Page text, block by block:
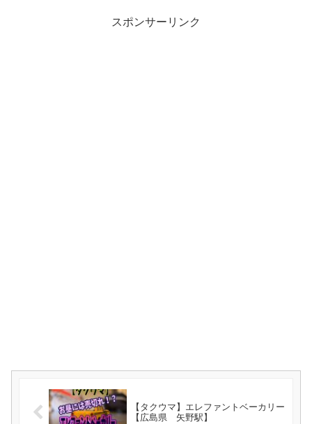
スポンサーリンク
【タクウマ】エレファントベーカリー
【広島県 矢野駅】